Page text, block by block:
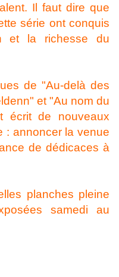
Il faut dire que
série ont conquis
et la richesse du
de "Au-delà des
et "Au nom du
écrit de nouveaux
: annoncer la venue
de dédicaces à
planches pleine
samedi au